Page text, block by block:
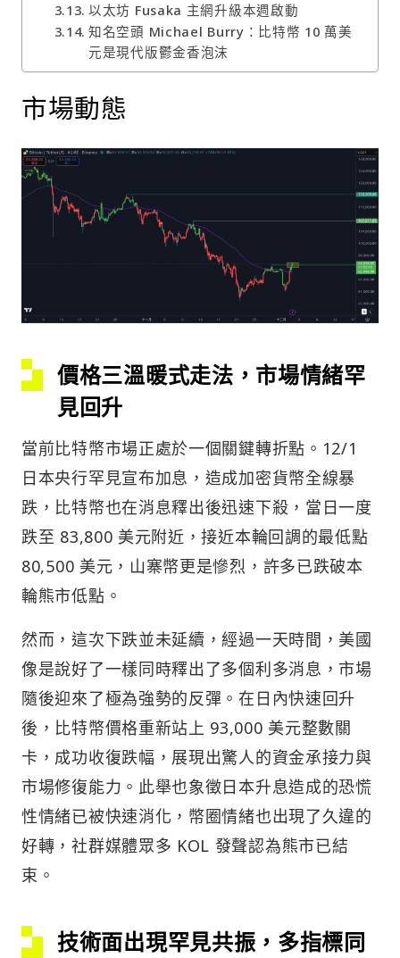
以太坊 Fusaka 主網升級本週啟動
知名空頭 Michael Burry：比特幣 10 萬美
元是現代版鬱金香泡沫
市場動態
價格三溫暖式走法，市場情緒罕
見回升
當前比特幣市場正處於一個關鍵轉折點。12/1
日本央行罕見宣布加息，造成加密貨幣全線暴
跌，比特幣也在消息釋出後迅速下殺，當日一度
跌至 83,800 美元附近，接近本輪回調的最低點
80,500 美元，山寨幣更是慘烈，許多已跌破本
輪熊市低點。
然而，這次下跌並未延續，經過一天時間，美國
像是說好了一樣同時釋出了多個利多消息，市場
隨後迎來了極為強勢的反彈。在日內快速回升
後，比特幣價格重新站上 93,000 美元整數關
卡，成功收復跌幅，展現出驚人的資金承接力與
市場修復能力。此舉也象徵日本升息造成的恐慌
性情緒已被快速消化，幣圈情緒也出現了久違的
好轉，社群媒體眾多 KOL 發聲認為熊市已結
束。
技術面出現罕見共振，多指標同